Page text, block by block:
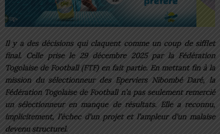
Il y a des décisions qui claquent comme un coup de sifflet
final. Celle prise le 29 décembre 2025 par la Fédération
Togolaise de Football (FTF) en fait partie. En mettant fin à la
mission du sélectionneur des Eperviers Nibombé Daré, la
Fédération Togolaise de Football n’a pas seulement remercié
un sélectionneur en manque de résultats. Elle a reconnu,
implicitement, l’échec d’un projet et l’ampleur d’un malaise
devenu structurel.